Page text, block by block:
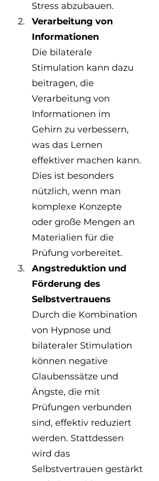
Stress abzubauen.
Verarbeitung von
Informationen
Die bilaterale
Stimulation kann dazu
beitragen, die
Verarbeitung von
Informationen im
Gehirn zu verbessern,
was das Lernen
effektiver machen kann.
Dies ist besonders
nützlich, wenn man
komplexe Konzepte
oder große Mengen an
Materialien für die
Prüfung vorbereitet.
Angstreduktion und
Förderung des
Selbstvertrauens
Durch die Kombination
von Hypnose und
bilateraler Stimulation
können negative
Glaubenssätze und
Ängste, die mit
Prüfungen verbunden
sind, effektiv reduziert
werden. Stattdessen
wird das
Selbstvertrauen gestärkt